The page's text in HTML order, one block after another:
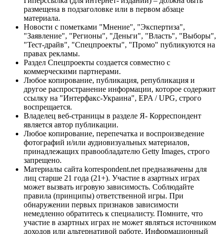
размещена в подзаголовке или в первом абзаце
материала.
Новости с пометками "Мнение", "Экспертиза",
"Заявление", "Регионы", "Деньги", "Власть", "Выборы",
"Тест-драйв", "Спецпроекты", "Промо" публикуются на
правах рекламы.
Раздел Спецпроекты создается совместно с
коммерческими партнерами.
Любое копирование, публикация, републикация и
другое распространение информации, которое содержит
ссылку на "Интерфакс-Украина", EPA / UPG, строго
воспрещается.
Владелец веб-страницы в разделе Я- Корреспондент
является автор публикации.
Любое копирование, перепечатка и воспроизведение
фотографий и/или аудиовизуальных материалов,
принадлежащих правообладателю Getty Images, строго
запрещено.
Материалы сайта korrespondent.net предназначены для
лиц старше 21 года (21+). Участие в азартных играх
может вызвать игровую зависимость. Соблюдайте
правила (принципы) ответственной игры. При
обнаружении первых признаков зависимости
немедленно обратитесь к специалисту. Помните, что
участие в азартных играх не может являться источником
доходов или альтернативой работе. Информационный